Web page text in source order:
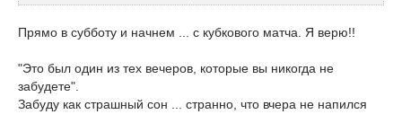
Прямо в субботу и начнем ... с кубкового матча. Я верю!!
"Это был один из тех вечеров, которые вы никогда не
забудете".
Забуду как страшный сон ... странно, что вчера не напился